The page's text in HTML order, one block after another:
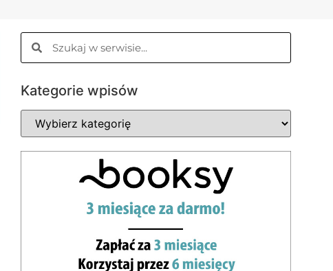
Kategorie wpisów